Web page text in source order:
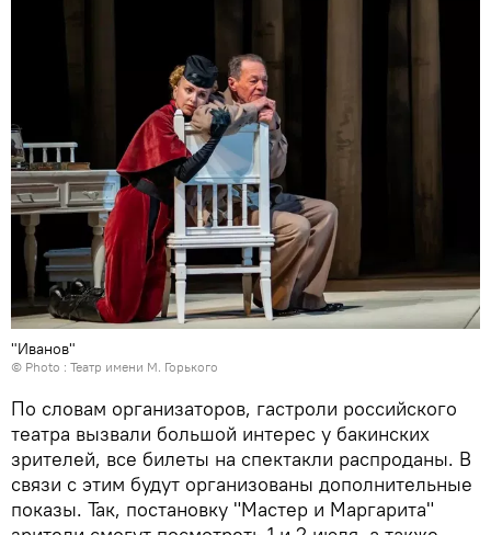
"Иванов"
© Photo : Театр имени М. Горького
По словам организаторов, гастроли российского
театра вызвали большой интерес у бакинских
зрителей, все билеты на спектакли распроданы. В
связи с этим будут организованы дополнительные
показы. Так, постановку "Мастер и Маргарита"